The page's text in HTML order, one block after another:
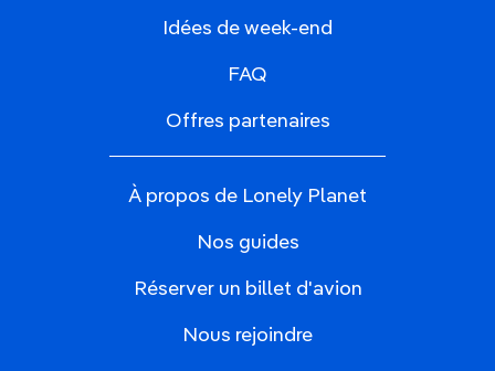
Idées de week-end
FAQ
Offres partenaires
À propos de Lonely Planet
Nos guides
Réserver un billet d'avion
Nous rejoindre